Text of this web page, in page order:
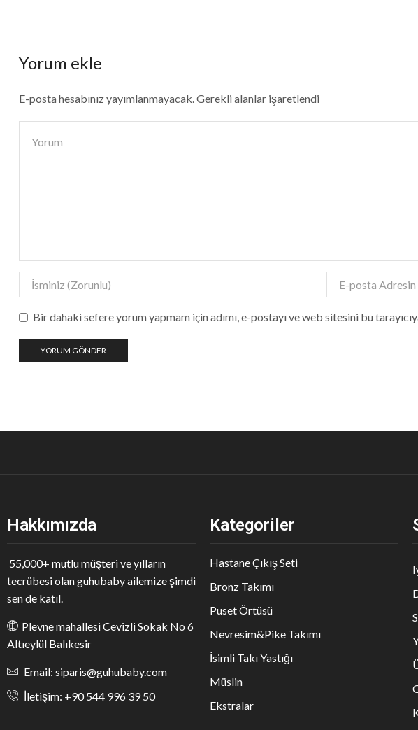
Yorum ekle
E-posta hesabınız yayımlanmayacak. Gerekli alanlar işaretlendi
Bir dahaki sefere yorum yapmam için adımı, e-postayı ve web sitesini bu
Hakkımızda
55,000+ mutlu müşteri ve yılların
tecrübesi olan guhubaby ailemize şimdi
sen de katıl.
Plevne mahallesi Cevizli Sokak No 6
Altıeylül Balıkesir
Email: siparis@guhubaby.com
İletişim: +90 544 996 39 50
Kategoriler
Hastane Çıkış Seti
Bronz Takımı
Puset Örtüsü
Nevresim&Pike Takımı
İsimli Takı Yastığı
Müslin
Ekstralar